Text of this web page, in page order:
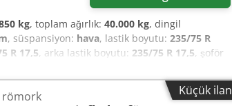
kg, toplam ağırlık: 40.000 kg, dingil
, süspansiyon: hava, lastik boyutu: 235/75 R
R 17,5, arka lastik boyutu: 235/75 R 17,5, şoför
kantarları, toplam platform uzunluğu
yükseklik yüklü durumda yaklaşık 890
Küçük ilan
römork